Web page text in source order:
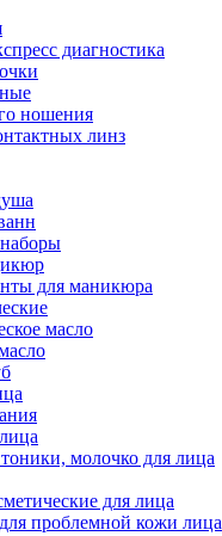
диагностика
ношения
линз
для маникюра
масло
молочко для лица
для лица
проблемной кожи лица